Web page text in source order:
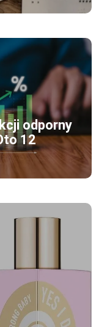
odporny
12